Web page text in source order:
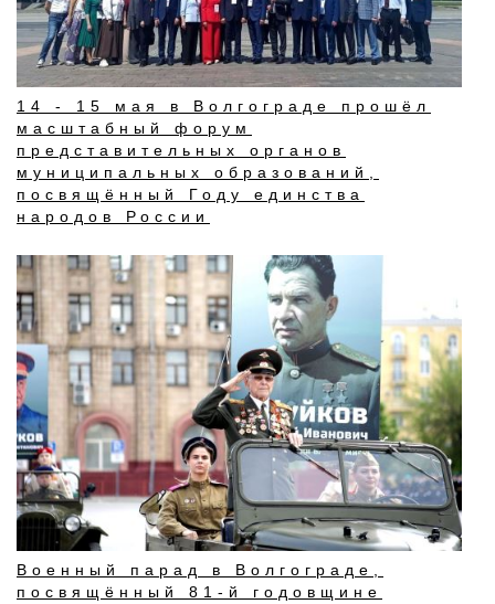
14 - 15 мая в Волгограде прошёл
масштабный форум
представительных органов
муниципальных образований,
посвящённый Году единства
народов России
Военный парад в Волгограде,
посвящённый 81-й годовщине